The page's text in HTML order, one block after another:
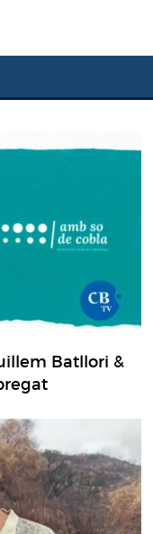
Batllori &